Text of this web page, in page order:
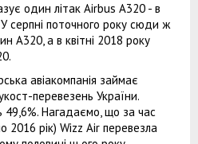
один літак Airbus A320 - в
серпні поточного року сюди ж
A320, а в квітні 2018 року
авіакомпанія займає
перевезень України.
49,6%. Нагадаємо, що за час
2016 рік) Wizz Air перевезла